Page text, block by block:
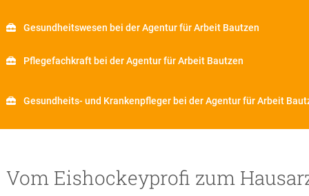
Gesundheitswesen bei der Agentur für Arbeit Bautzen
Pflegefachkraft bei der Agentur für Arbeit Bautzen
Gesundheits- und Krankenpfleger bei der Agentur für Arbeit
Vom Eishockeyprofi zum